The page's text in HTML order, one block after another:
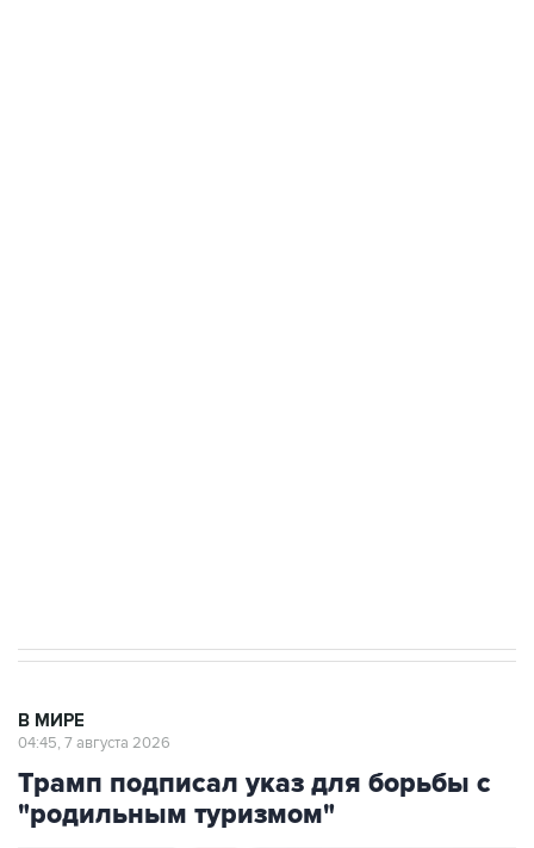
В МИРЕ
04:45, 7 августа 2026
Трамп подписал указ для борьбы с
"родильным туризмом"